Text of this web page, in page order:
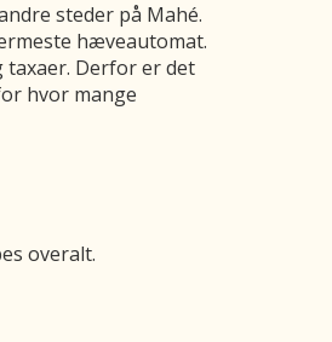
steder på Mahé.
hæveautomat.
Derfor er det
hvor mange
overalt.